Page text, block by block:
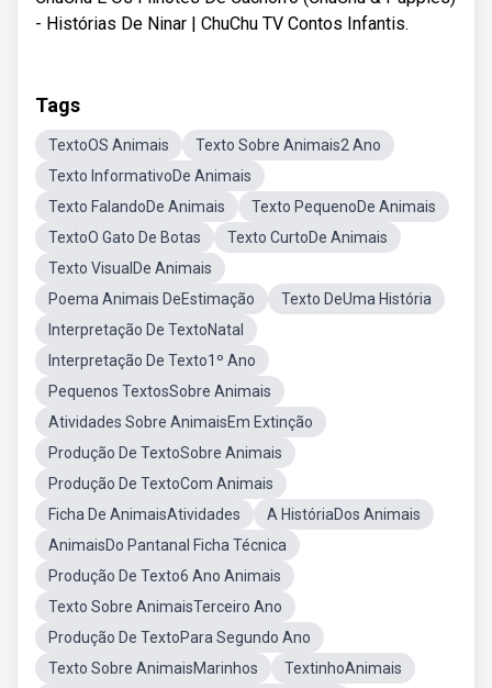
- Histórias De Ninar | ChuChu TV Contos Infantis.
Tags
TextoOS Animais
Texto Sobre Animais2 Ano
Texto InformativoDe Animais
Texto FalandoDe Animais
Texto PequenoDe Animais
TextoO Gato De Botas
Texto CurtoDe Animais
Texto VisualDe Animais
Poema Animais DeEstimação
Texto DeUma História
Interpretação De TextoNatal
Interpretação De Texto1º Ano
Pequenos TextosSobre Animais
Atividades Sobre AnimaisEm Extinção
Produção De TextoSobre Animais
Produção De TextoCom Animais
Ficha De AnimaisAtividades
A HistóriaDos Animais
AnimaisDo Pantanal Ficha Técnica
Produção De Texto6 Ano Animais
Texto Sobre AnimaisTerceiro Ano
Produção De TextoPara Segundo Ano
Texto Sobre AnimaisMarinhos
TextinhoAnimais